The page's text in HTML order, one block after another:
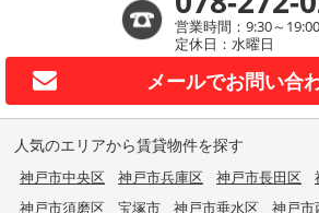
営業時間：9:30～19:00
定休日：水曜日
メールでお問い合
人気のエリアから賃貸物件を探す
神戸市中央区 神戸市兵庫区 神戸市長田区
神戸市須磨区
宝塚市 神戸市垂水区 神戸市